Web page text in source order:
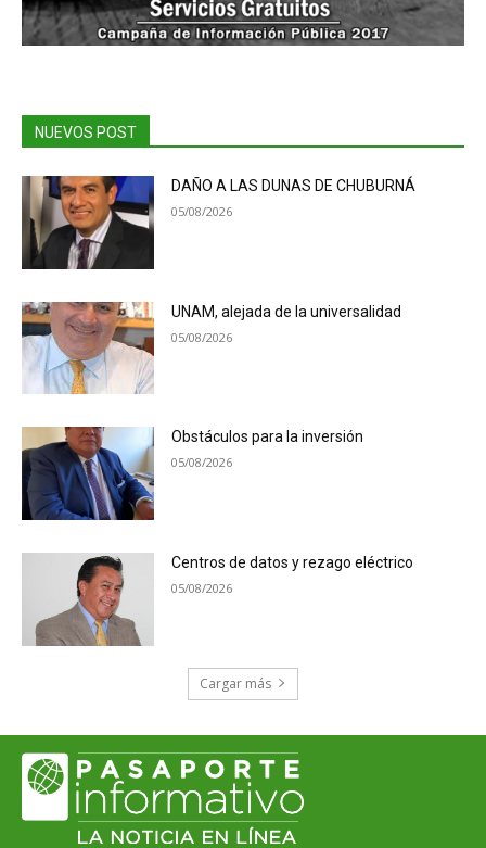
NUEVOS POST
DAÑO A LAS DUNAS DE CHUBURNÁ
05/08/2026
UNAM, alejada de la universalidad
05/08/2026
Obstáculos para la inversión
05/08/2026
Centros de datos y rezago eléctrico
05/08/2026
Cargar más